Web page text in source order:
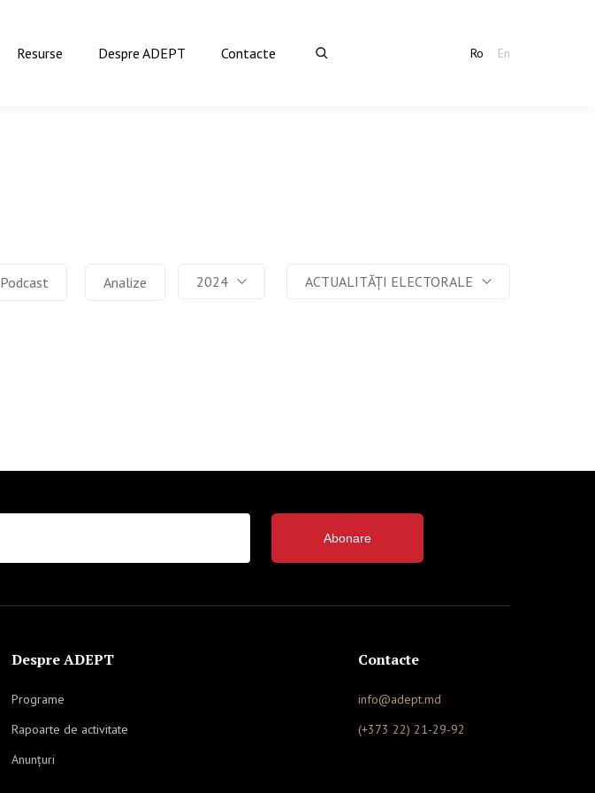
Resurse Despre ADEPT Contacte Ro En
Podcast Analize 2024 ACTUALITĂȚI ELECTORALE
Abonare
Despre ADEPT
Programe
Rapoarte de activitate
Anunțuri
Contacte
info@adept.md
(+373 22) 21-29-92